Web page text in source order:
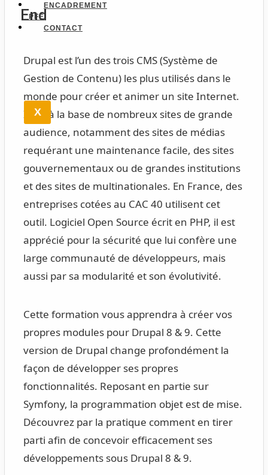
ENCADREMENT
PFE
CONTACT
X
End
Drupal est l’un des trois CMS (Système de
Gestion de Contenu) les plus utilisés dans le
monde pour créer et animer un site Internet.
Il est à la base de nombreux sites de grande
audience, notamment des sites de médias
requérant une maintenance facile, des sites
gouvernementaux ou de grandes institutions
et des sites de multinationales. En France, des
entreprises cotées au CAC 40 utilisent cet
outil. Logiciel Open Source écrit en PHP, il est
apprécié pour la sécurité que lui confère une
large communauté de développeurs, mais
aussi par sa modularité et son évolutivité.
Cette formation vous apprendra à créer vos
propres modules pour Drupal 8 & 9. Cette
version de Drupal change profondément la
façon de développer ses propres
fonctionnalités. Reposant en partie sur
Symfony, la programmation objet est de mise.
Découvrez par la pratique comment en tirer
parti afin de concevoir efficacement ses
développements sous Drupal 8 & 9.